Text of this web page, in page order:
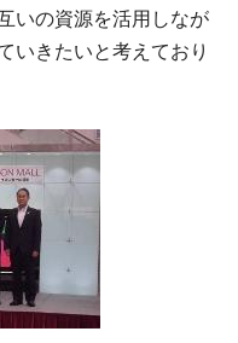
いの資源を活用しなが
いきたいと考えており